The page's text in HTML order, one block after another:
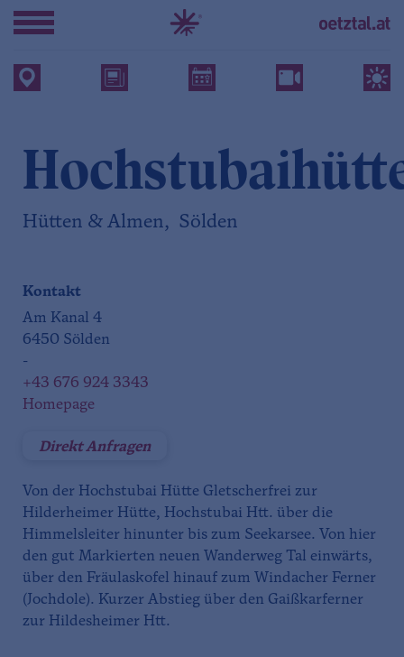
Hütten & Almen, Sölden
Kontakt
Am Kanal 4
6450 Sölden
-
+43 676 924 3343
Homepage
Direkt Anfragen
Von der Hochstubai Hütte Gletscherfrei zur
Hilderheimer Hütte, Hochstubai Htt. über die
Himmelsleiter hinunter bis zum Seekarsee. Von hier
den gut Markierten neuen Wanderweg Tal einwärts,
über den Fräulaskofel hinauf zum Windacher Ferner
(Jochdole). Kurzer Abstieg über den Gaißkarferner
zur Hildesheimer Htt.